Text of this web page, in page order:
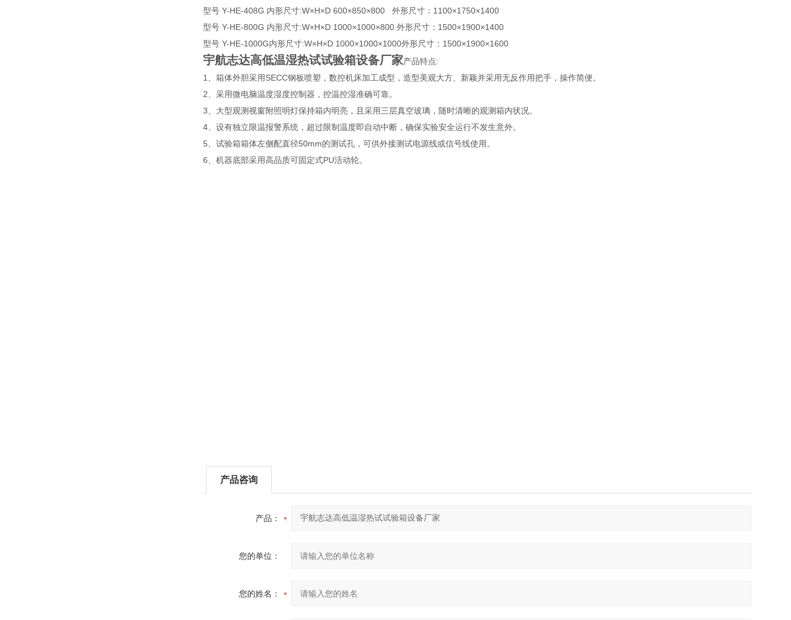
型号 Y-HE-408G 内形尺寸:W×H×D 600×850×800 外形尺寸：1100×1750×1400
型号 Y-HE-800G 内形尺寸:W×H×D 1000×1000×800 外形尺寸：1500×1900×1400
型号 Y-HE-1000G内形尺寸:W×H×D 1000×1000×1000外形尺寸：1500×1900×1600
宇航志达高低温湿热试试验箱设备厂家产品特点:
1、箱体外胆采用SECC钢板喷塑，数控机床加工成型，造型美观大方、新颖并采用无反作用把手，操作简便。
2、采用微电脑温度湿度控制器，控温控湿准确可靠。
3、大型观测视窗附照明灯保持箱内明亮，且采用三层真空玻璃，随时清晰的观测箱内状况。
4、设有独立限温报警系统，超过限制温度即自动中断，确保实验安全运行不发生意外。
5、试验箱箱体左侧配直径50mm的测试孔，可供外接测试电源线或信号线使用。
6、机器底部采用高品质可固定式PU活动轮。
产品咨询
产品：
您的单位：
您的姓名：